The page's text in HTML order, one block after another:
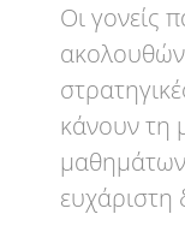
Οι γονείς
κάνουν τη
ευχάριστη